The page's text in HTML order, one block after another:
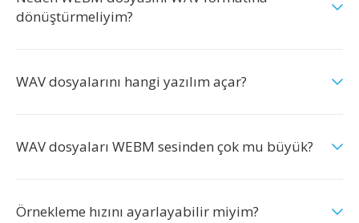
dönüştürmeliyim?
WAV dosyalarını hangi yazılım açar?
WAV dosyaları WEBM sesinden çok mu büyük?
Örnekleme hızını ayarlayabilir miyim?